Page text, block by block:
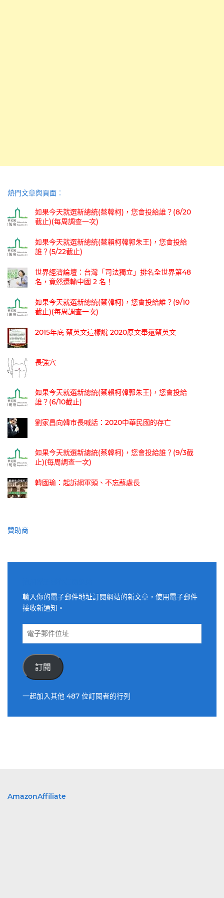
熱門文章與頁面︰
如果今天就選新總統(蔡韓柯)，您會投給誰？(8/20
截止)(每周調查一次)
如果今天就選新總統(蔡賴柯韓郭朱王)，您會投給
誰？(5/22截止)
世界經濟論壇：台灣「司法獨立」排名全世界第48
名，竟然還輸中國 2 名！
如果今天就選新總統(蔡韓柯)，您會投給誰？(9/10
截止)(每周調查一次)
2015年底 蔡英文這樣說 2020原文奉還蔡英文
長強穴
如果今天就選新總統(蔡賴柯韓郭朱王)，您會投給
誰？(6/10截止)
劉家昌向韓市長喊話：2020中華民國的存亡
如果今天就選新總統(蔡韓柯)，您會投給誰？(9/3截
止)(每周調查一次)
韓國瑜：起訴網軍頭、不忘蘇處長
贊助商
輸入你的電子郵件地址訂閱網站的新文章，使用電子郵件
接收新通知。
電
件
位
訂閱
一起加入其他 487 位訂閱者的行列
AmazonAffiliate